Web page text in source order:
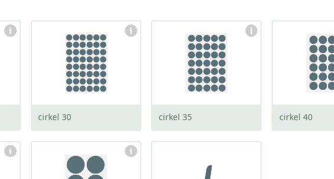
cirkel 30
afmeting:
30 x 30 mm
cirkel 35
afmeting:
35 x 35 mm
cirkel 40
afmeting:
40 x 40 mm
afmeting:
90 x 90 mm